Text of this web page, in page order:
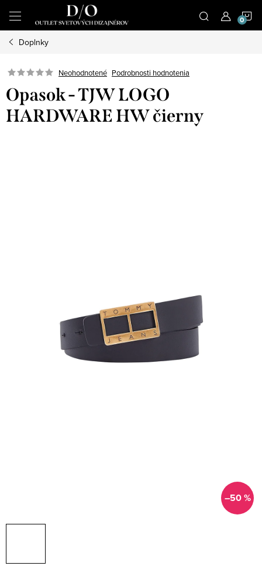
obsah
Doplnky
Neohodnotené Podrobnosti hodnotenia
Opasok - TJW LOGO
HARDWARE HW čierny
–50 %